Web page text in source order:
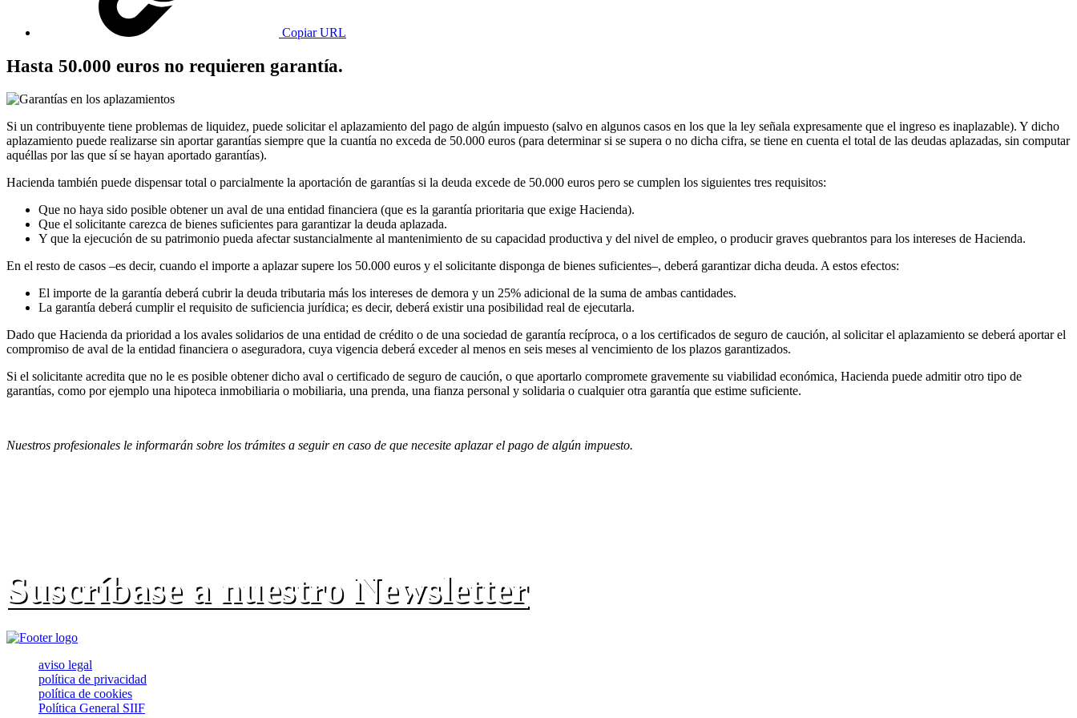
Copiar URL
Hasta 50.000 euros no requieren garantía.
Si un contribuyente tiene problemas de liquidez, puede solicitar el aplazamiento del pago de algún impuesto (salvo en algunos casos en los que la ley señala expresamente que el ingreso es inaplazable). Y dicho
aplazamiento puede realizarse sin aportar garantías siempre que la cuantía no exceda de 50.000 euros (para determinar si se supera o no dicha cifra, se tiene en cuenta el total de las deudas aplazadas, sin computar
aquéllas por las que sí se hayan aportado garantías).
Hacienda también puede dispensar total o parcialmente la aportación de garantías si la deuda excede de 50.000 euros pero se cumplen los siguientes tres requisitos:
Que no haya sido posible obtener un aval de una entidad financiera (que es la garantía prioritaria que exige Hacienda).
Que el solicitante carezca de bienes suficientes para garantizar la deuda aplazada.
Y que la ejecución de su patrimonio pueda afectar sustancialmente al mantenimiento de su capacidad productiva y del nivel de empleo, o producir graves quebrantos para los intereses de Hacienda.
En el resto de casos –es decir, cuando el importe a aplazar supere los 50.000 euros y el solicitante disponga de bienes suficientes–, deberá garantizar dicha deuda. A estos efectos:
El importe de la garantía deberá cubrir la deuda tributaria más los intereses de demora y un 25% adicional de la suma de ambas cantidades.
La garantía deberá cumplir el requisito de suficiencia jurídica; es decir, deberá existir una posibilidad real de ejecutarla.
Dado que Hacienda da prioridad a los avales solidarios de una entidad de crédito o de una sociedad de garantía recíproca, o a los certificados de seguro de caución, al solicitar el aplazamiento se deberá aportar el
compromiso de aval de la entidad financiera o aseguradora, cuya vigencia deberá exceder al menos en seis meses al vencimiento de los plazos garantizados.
Si el solicitante acredita que no le es posible obtener dicho aval o certificado de seguro de caución, o que aportarlo compromete gravemente su viabilidad económica, Hacienda puede admitir otro tipo de
garantías, como por ejemplo una hipoteca inmobiliaria o mobiliaria, una prenda, una fianza personal y solidaria o cualquier otra garantía que estime suficiente.
Nuestros profesionales le informarán sobre los trámites a seguir en caso de que necesite aplazar el pago de algún impuesto.
Suscríbase a nuestro Newsletter
aviso legal
política de privacidad
política de cookies
Política General SIIF